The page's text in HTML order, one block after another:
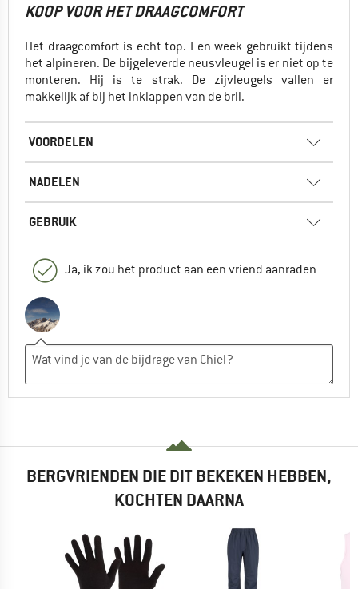
KOOP VOOR HET DRAAGCOMFORT
Het draagcomfort is echt top. Een week gebruikt tijdens
het alpineren. De bijgeleverde neusvleugel is er niet op te
monteren. Hij is te strak. De zijvleugels vallen er
makkelijk af bij het inklappen van de bril.
VOORDELEN
NADELEN
GEBRUIK
Ja, ik zou het product aan een vriend aanraden
BERGVRIENDEN DIE DIT BEKEKEN HEBBEN,
KOCHTEN DAARNA